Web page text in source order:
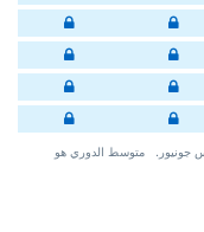
جونيور. ‏‏ ‏ ‏متوسط الدوري هو